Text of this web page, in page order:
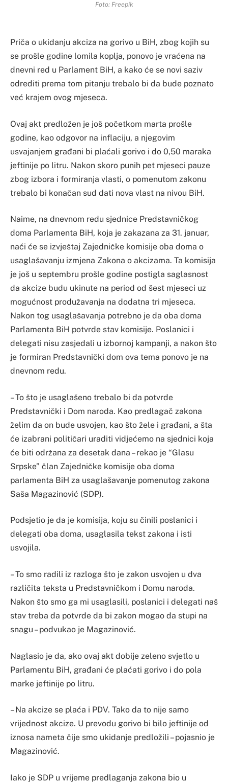
Foto: Freepik
Priča o ukidanju akciza na gorivo u BiH, zbog kojih su
se prošle godine lomila koplja, ponovo je vraćena na
dnevni red u Parlament BiH, a kako će se novi saziv
odrediti prema tom pitanju trebalo bi da bude poznato
već krajem ovog mjeseca.
Ovaj akt predložen je još početkom marta prošle
godine, kao odgovor na inflaciju, a njegovim
usvajanjem građani bi plaćali gorivo i do 0,50 maraka
jeftinije po litru. Nakon skoro punih pet mjeseci pauze
zbog izbora i formiranja vlasti, o pomenutom zakonu
trebalo bi konačan sud dati nova vlast na nivou BiH.
Naime, na dnevnom redu sjednice Predstavničkog
doma Parlamenta BiH, koja je zakazana za 31. januar,
naći će se izvještaj Zajedničke komisije oba doma o
usaglašavanju izmjena Zakona o akcizama. Ta komisija
je još u septembru prošle godine postigla saglasnost
da akcize budu ukinute na period od šest mjeseci uz
mogućnost produžavanja na dodatna tri mjeseca.
Nakon tog usaglašavanja potrebno je da oba doma
Parlamenta BiH potvrde stav komisije. Poslanici i
delegati nisu zasjedali u izbornoj kampanji, a nakon što
je formiran Predstavnički dom ova tema ponovo je na
dnevnom redu.
– To što je usaglašeno trebalo bi da potvrde
Predstavnički i Dom naroda. Kao predlagač zakona
želim da on bude usvojen, kao što žele i građani, a šta
će izabrani političari uraditi vidjećemo na sjednici koja
će biti održana za desetak dana – rekao je “Glasu
Srpske” član Zajedničke komisije oba doma
parlamenta BiH za usaglašavanje pomenutog zakona
Saša Magazinović (SDP).
Podsjetio je da je komisija, koju su činili poslanici i
delegati oba doma, usaglasila tekst zakona i isti
usvojila.
– To smo radili iz razloga što je zakon usvojen u dva
različita teksta u Predstavničkom i Domu naroda.
Nakon što smo ga mi usaglasili, poslanici i delegati naš
stav treba da potvrde da bi zakon mogao da stupi na
snagu – podvukao je Magazinović.
Naglasio je da, ako ovaj akt dobije zeleno svjetlo u
Parlamentu BiH, građani će plaćati gorivo i do pola
marke jeftinije po litru.
– Na akcize se plaća i PDV. Tako da to nije samo
vrijednost akcize. U prevodu gorivo bi bilo jeftinije od
iznosa nameta čije smo ukidanje predložili – pojasnio je
Magazinović.
Iako je SDP u vrijeme predlaganja zakona bio u